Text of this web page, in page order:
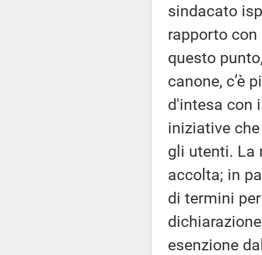
sindacato
rapporto
questo
canone, c’è
d'intesa con
iniziative
gli utenti. La
accolta; in
di termini
esenzione